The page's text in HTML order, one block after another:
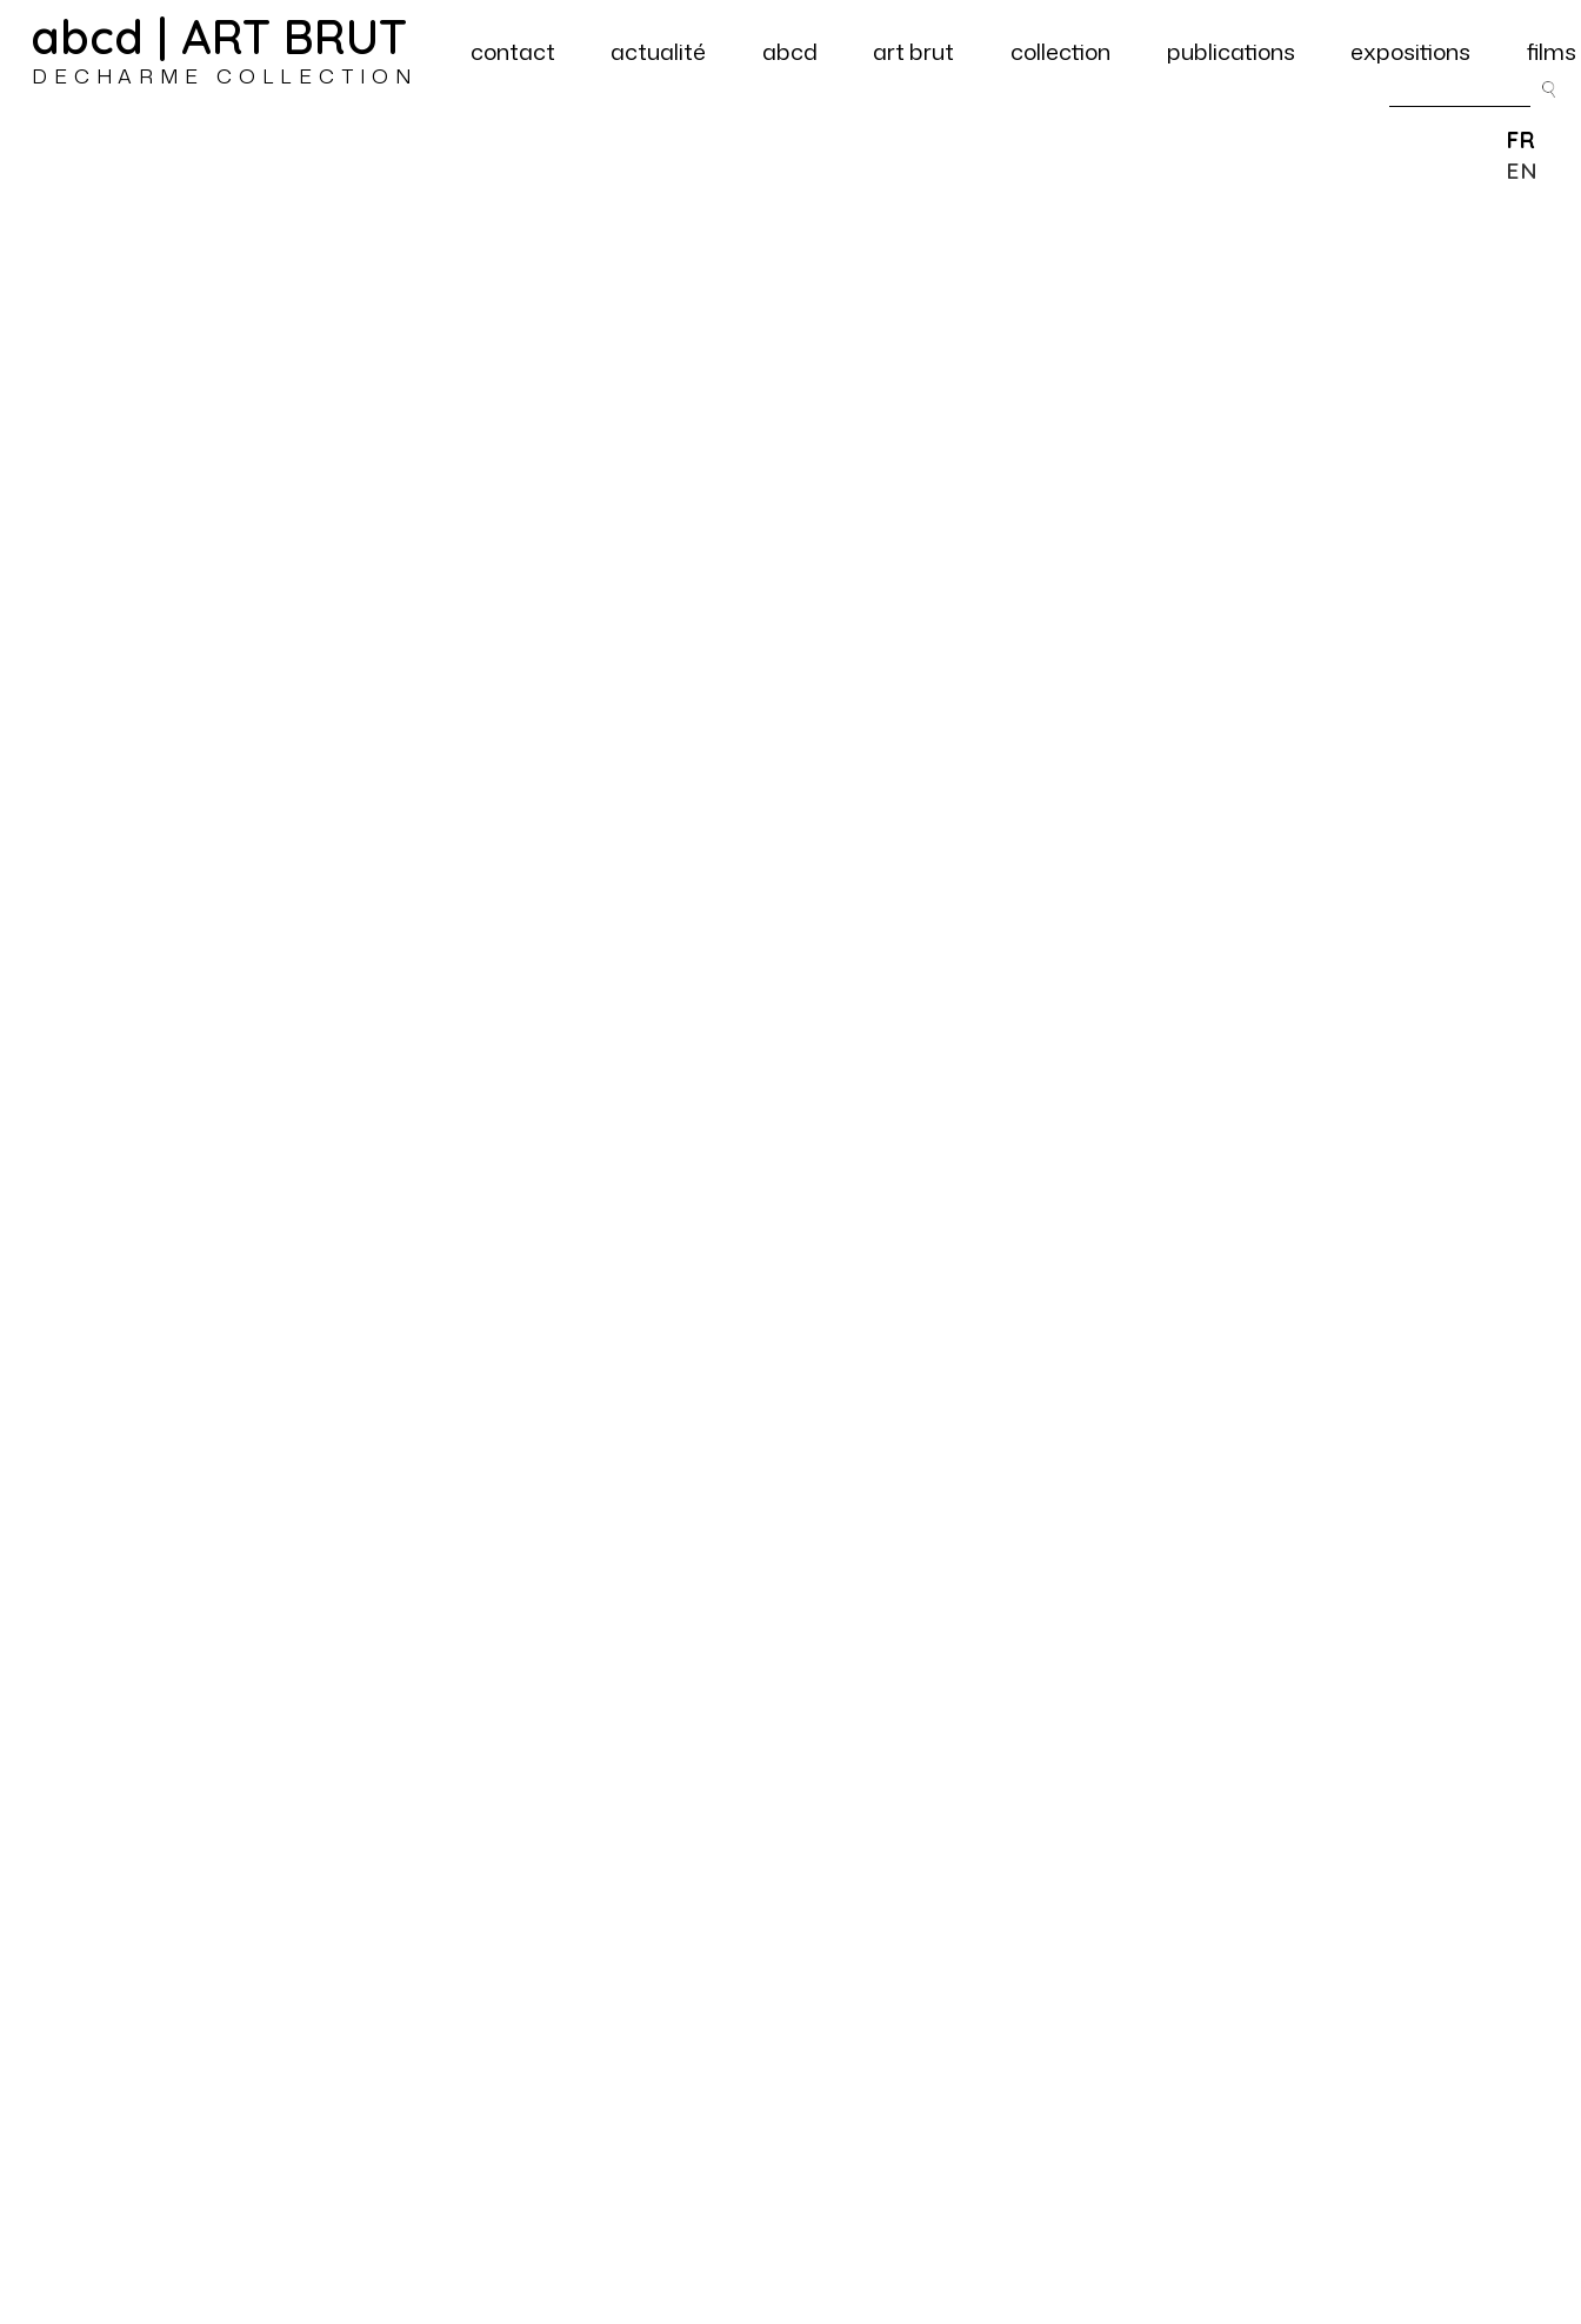
abcd | ART BRUT
DECHARME COLLECTION
contact actualité abcd art brut collection publications expositions films
FR
EN